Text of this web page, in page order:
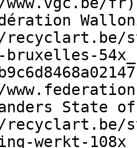
State
werkt-